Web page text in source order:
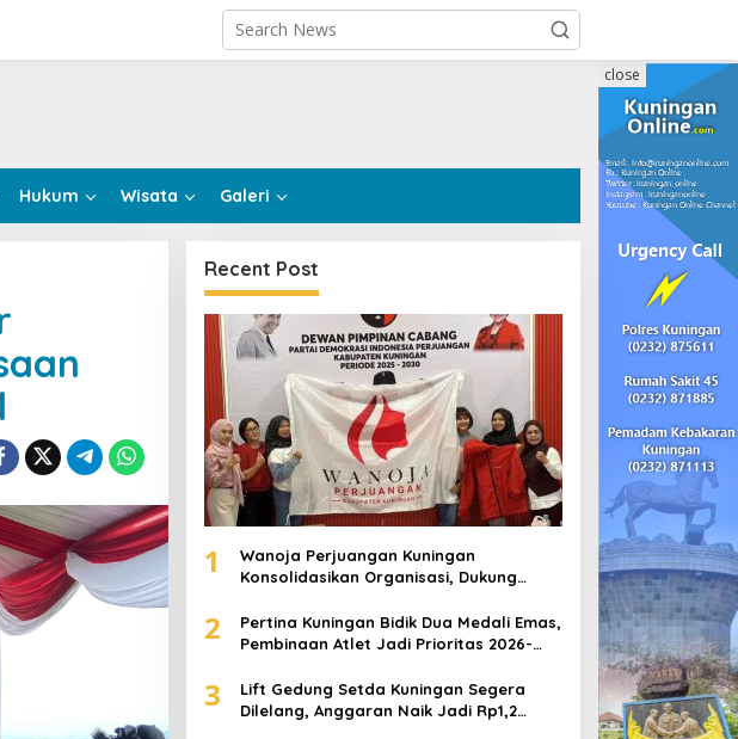
Hukum Wisata Galeri
close
Recent Post
1
Wanoja Perjuangan Kuningan
Konsolidasikan Organisasi, Dukung
2
Pertina Kuningan Bidik Dua Medali Emas,
Pembinaan Atlet Jadi Prioritas 2026-
3
Lift Gedung Setda Kuningan Segera
Dilelang, Anggaran Naik Jadi Rp1,2